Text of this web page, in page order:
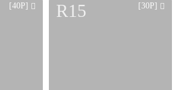
[40P] R15 [30P]